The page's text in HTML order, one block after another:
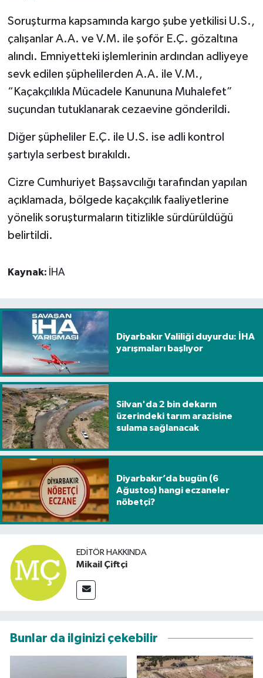
Soruşturma kapsamında kargo şube yetkilisi U.S.,
çalışanlar A.A. ve V.M. ile şoför E.Ç. gözaltına
alındı. Emniyetteki işlemlerinin ardından adliyeye
sevk edilen şüphelilerden A.A. ile V.M.,
“Kaçakçılıkla Mücadele Kanununa Muhalefet”
suçundan tutuklanarak cezaevine gönderildi.
Diğer şüpheliler E.Ç. ile U.S. ise adli kontrol
şartıyla serbest bırakıldı.
Cizre Cumhuriyet Başsavcılığı tarafından yapılan
açıklamada, bölgede kaçakçılık faaliyetlerine
yönelik soruşturmaların titizlikle sürdürüldüğü
belirtildi.
Kaynak: İHA
Diyarbakır Valiliği duyurdu: İHA
yarışmaları başlıyor
Silvan'da 2 bin dekarın
üzerindeki tarım arazisine
sulama sağlanacak
Diyarbakır’da bugün (6
Ağustos) hangi eczaneler
nöbetçi?
EDITÖR HAKKINDA
Mikail Çiftçi
Bunlar da ilginizi çekebilir